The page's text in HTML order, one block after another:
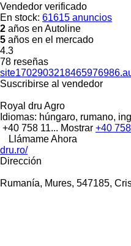
Vendedor verificado
En stock: 61615 anuncios
2 años en Autoline
5 años en el mercado
4.3
78 reseñas
Suscribirse al vendedor
Royal dru Agro
Idiomas: húngaro, rumano,
+40 758 11... Mostrar +40
Llámame Ahora
dru.ro/
Dirección
Rumanía, Mures, 547185,